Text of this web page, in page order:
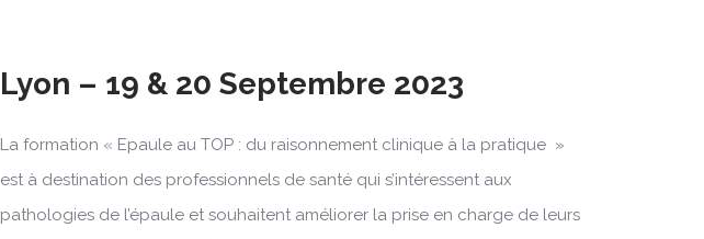
Lyon – 19 & 20 Septembre 2023
La formation « Epaule au TOP : du raisonnement clinique à la pratique »
est à destination des professionnels de santé qui s’intéressent aux
pathologies de l’épaule et souhaitent améliorer la prise en charge de leurs